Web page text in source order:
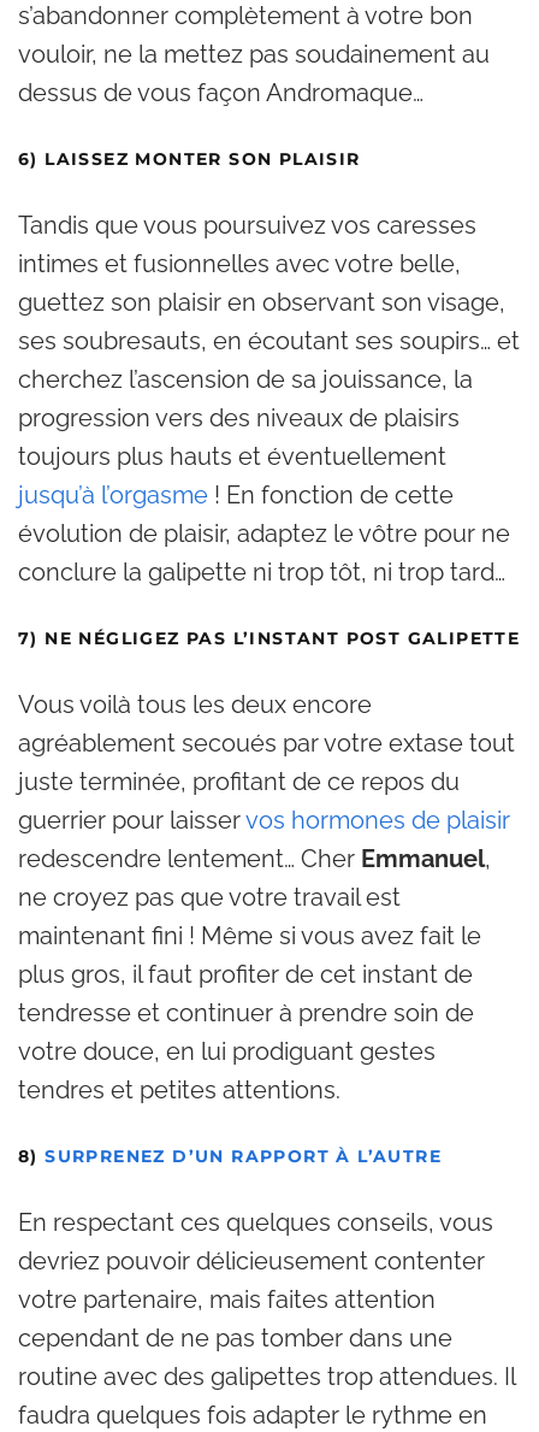
s’abandonner complètement à votre bon
vouloir, ne la mettez pas soudainement au
dessus de vous façon Andromaque…
6) LAISSEZ MONTER SON PLAISIR
Tandis que vous poursuivez vos caresses
intimes et fusionnelles avec votre belle,
guettez son plaisir en observant son visage,
ses soubresauts, en écoutant ses soupirs… et
cherchez l’ascension de sa jouissance, la
progression vers des niveaux de plaisirs
toujours plus hauts et éventuellement
jusqu’à l’orgasme ! En fonction de cette
évolution de plaisir, adaptez le vôtre pour ne
conclure la galipette ni trop tôt, ni trop tard…
7) NE NÉGLIGEZ PAS L’INSTANT POST GALIPETTE
Vous voilà tous les deux encore
agréablement secoués par votre extase tout
juste terminée, profitant de ce repos du
guerrier pour laisservos hormones de plaisir
redescendre lentement… Cher Emmanuel,
ne croyez pas que votre travail est
maintenant fini ! Même si vous avez fait le
plus gros, il faut profiter de cet instant de
tendresse et continuer à prendre soin de
votre douce, en lui prodiguant gestes
tendres et petites attentions.
8)SURPRENEZ D’UN RAPPORT À L’AUTRE
En respectant ces quelques conseils, vous
devriez pouvoir délicieusement contenter
votre partenaire, mais faites attention
cependant de ne pas tomber dans une
routine avec des galipettes trop attendues. Il
faudra quelques fois adapter le rythme en